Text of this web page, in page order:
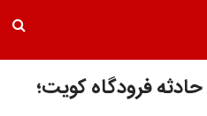
فرودگاه کویت؛